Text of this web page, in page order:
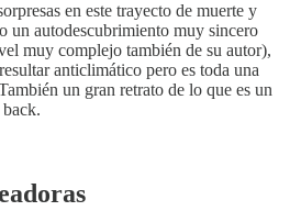
en este trayecto de muerte y
un autodescubrimiento muy sincero
muy complejo también de su autor),
anticlimático pero es toda una
un gran retrato de lo que es un
back.